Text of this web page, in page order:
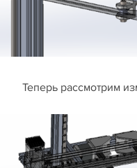
Теперь рассмотрим